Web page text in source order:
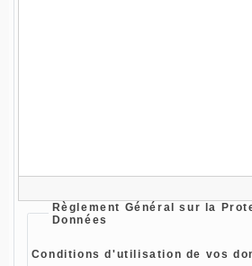
Règlement Général sur la
Données
Conditions d'utilisation de vos